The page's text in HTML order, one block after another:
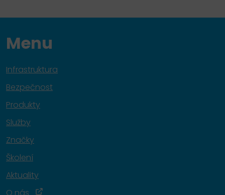
Menu
Infrastruktura
Bezpečnost
Produkty
Služby
Značky
Školení
Aktuality